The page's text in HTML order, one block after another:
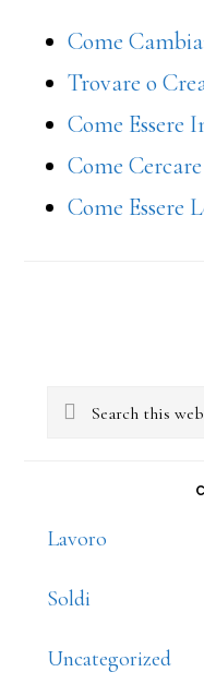
Come
Trovare o
Come Essere
Come
Come Essere
Sidebar
Search
Lavoro
Soldi
Uncategorized